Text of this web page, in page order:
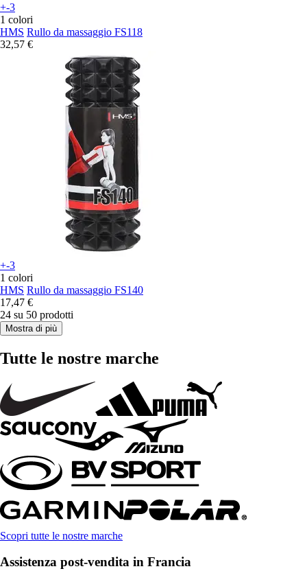
+-3
1 colori
HMS Rullo da massaggio FS118
32,57 €
+-3
1 colori
HMS Rullo da massaggio FS140
17,47 €
24 su 50 prodotti
Mostra di più
Tutte le nostre marche
Scopri tutte le nostre marche
Assistenza post-vendita in Francia